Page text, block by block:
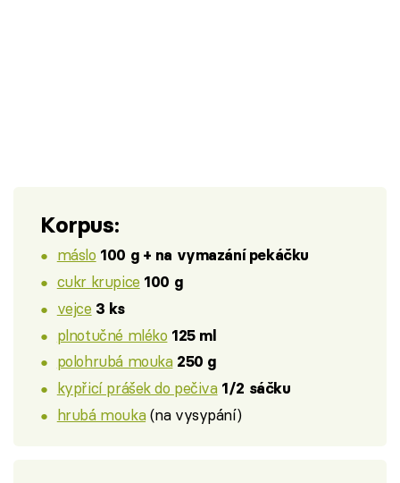
Korpus:
máslo 100 g + na vymazání pekáčku
cukr krupice 100 g
vejce 3 ks
plnotučné mléko 125 ml
polohrubá mouka 250 g
kypřicí prášek do pečiva 1/2 sáčku
hrubá mouka(na vysypání)